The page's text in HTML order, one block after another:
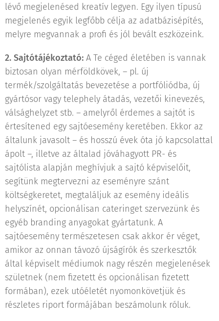
lévő megjelenésed kreatív legyen. Egy ilyen típusú
megjelenés egyik legfőbb célja az adatbázisépítés,
melyre megvannak a profi és jól bevált eszközeink.
2. Sajtótájékoztató: A Te céged életében is vannak
biztosan olyan mérföldkövek, – pl. új
termék/szolgáltatás bevezetése a portfóliódba, új
gyártósor vagy telephely átadás, vezetői kinevezés,
válsághelyzet stb. – amelyről érdemes a sajtót is
értesítened egy sajtóesemény keretében. Ekkor az
általunk javasolt – és hosszú évek óta jó kapcsolattal
ápolt –, illetve az általad jóváhagyott PR- és
sajtólista alapján meghívjuk a sajtó képviselőit,
segítünk megtervezni az eseményre szánt
költségkeretet, megtaláljuk az esemény ideális
helyszínét, opcionálisan cateringet szervezünk és
egyéb branding anyagokat gyártatunk. A
sajtóesemény természetesen csak akkor ér véget,
amikor az onnan távozó újságírók és szerkesztők
által képviselt médiumok nagy részén megjelenések
születnek (nem fizetett és opcionálisan fizetett
formában), ezek utóéletét nyomonkövetjük és
részletes riport formájában beszámolunk róluk.